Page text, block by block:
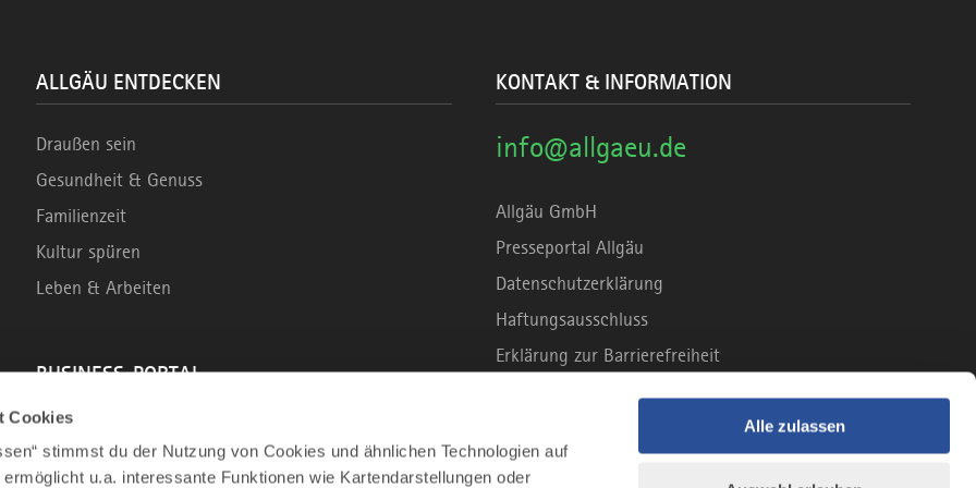
Cookies
stimmst du der Nutzung von Cookies und ähnlichen Technologien auf
u.a. interessante Funktionen wie Kartendarstellungen oder
Alle zulassen
ALLGÄU ENTDECKEN
Draußen sein
Gesundheit & Genuss
Familienzeit
Kultur spüren
Leben & Arbeiten
BUSINESS-PORTAL
Wirtschaftsstandort
KONTAKT & INFORMATION
info@allgaeu.de
Allgäu GmbH
Presseportal Allgäu
Datenschutzerklärung
Haftungsausschluss
Erklärung zur Barrierefreiheit